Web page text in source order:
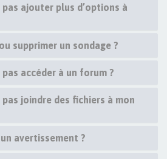
ajouter plus d’options à
supprimer un sondage ?
accéder à un forum ?
joindre des fichiers à mon
avertissement ?